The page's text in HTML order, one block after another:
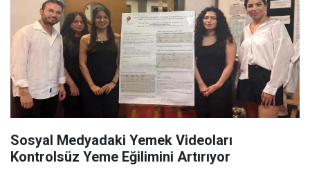
Sosyal Medyadaki Yemek Videoları
Kontrolsüz Yeme Eğilimini Artırıyor